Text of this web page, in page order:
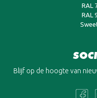
RAL
RAL
Blijf op de hoogte van